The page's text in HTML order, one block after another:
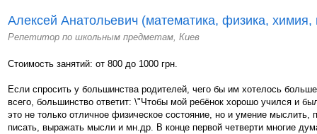
Алексей Анатольевич (математика, физика,
Репетитор по школьным предметам, Киев
Стоимость занятий: от 800 до 1000 грн.
Если спросить у большинства родителей, чего бы им хотелось
всего, большинство ответит: \"Чтобы мой ребёнок хорошо учился и
это не только отличное физическое состояние, но и умение мыслить,
писать, выражать мысли и мн.др. В конце первой четверти многие